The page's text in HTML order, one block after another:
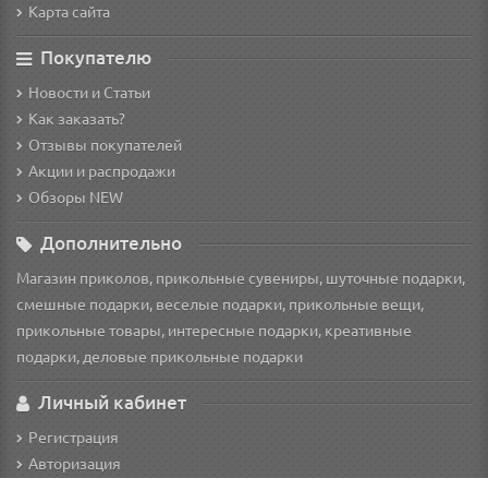
Карта сайта
Покупателю
Новости и Статьи
Как заказать?
Отзывы покупателей
Акции и распродажи
Обзоры NEW
Дополнительно
Магазин приколов, прикольные сувениры, шуточные подарки,
смешные подарки, веселые подарки, прикольные вещи,
прикольные товары, интересные подарки, креативные
подарки, деловые прикольные подарки
Личный кабинет
Регистрация
Авторизация